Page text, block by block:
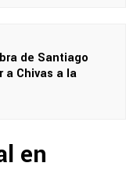
de Santiago
Chivas a la
en